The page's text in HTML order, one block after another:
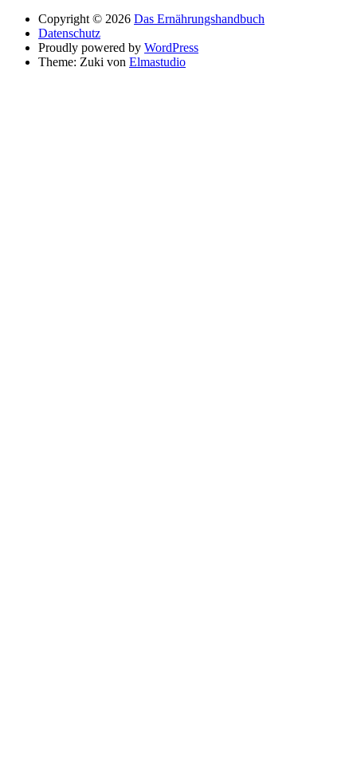
Copyright © 2026 Das Ernährungshandbuch
Datenschutz
Proudly powered by WordPress
Theme: Zuki von Elmastudio